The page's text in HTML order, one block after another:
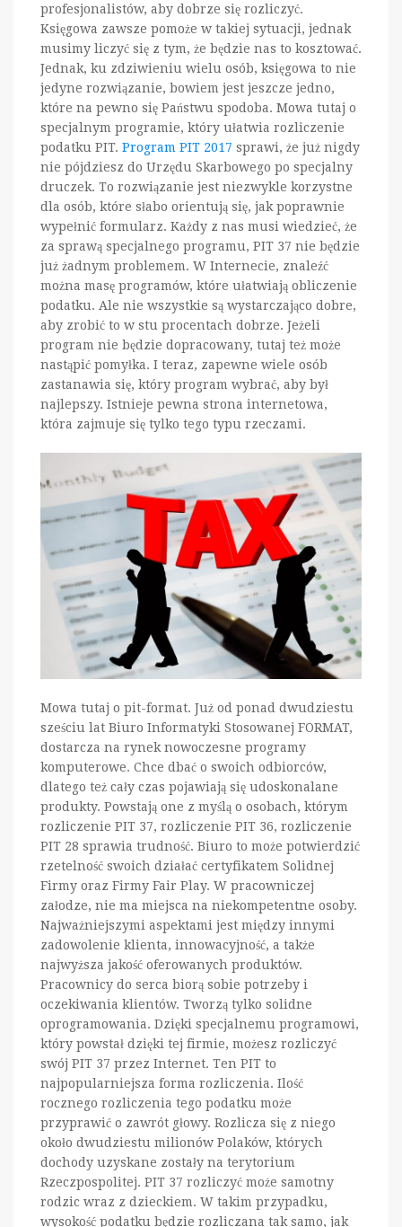
profesjonalistów, aby dobrze się rozliczyć.
Księgowa zawsze pomoże w takiej sytuacji, jednak
musimy liczyć się z tym, że będzie nas to kosztować.
Jednak, ku zdziwieniu wielu osób, księgowa to nie
jedyne rozwiązanie, bowiem jest jeszcze jedno,
które na pewno się Państwu spodoba. Mowa tutaj o
specjalnym programie, który ułatwia rozliczenie
podatku PIT. Program PIT 2017 sprawi, że już nigdy
nie pójdziesz do Urzędu Skarbowego po specjalny
druczek. To rozwiązanie jest niezwykle korzystne
dla osób, które słabo orientują się, jak poprawnie
wypełnić formularz. Każdy z nas musi wiedzieć, że
za sprawą specjalnego programu, PIT 37 nie będzie
już żadnym problemem. W Internecie, znaleźć
można masę programów, które ułatwiają obliczenie
podatku. Ale nie wszystkie są wystarczająco dobre,
aby zrobić to w stu procentach dobrze. Jeżeli
program nie będzie dopracowany, tutaj też może
nastąpić pomyłka. I teraz, zapewne wiele osób
zastanawia się, który program wybrać, aby był
najlepszy. Istnieje pewna strona internetowa,
która zajmuje się tylko tego typu rzeczami.
Mowa tutaj o pit-format. Już od ponad dwudziestu
sześciu lat Biuro Informatyki Stosowanej FORMAT,
dostarcza na rynek nowoczesne programy
komputerowe. Chce dbać o swoich odbiorców,
dlatego też cały czas pojawiają się udoskonalane
produkty. Powstają one z myślą o osobach, którym
rozliczenie PIT 37, rozliczenie PIT 36, rozliczenie
PIT 28 sprawia trudność. Biuro to może potwierdzić
rzetelność swoich działać certyfikatem Solidnej
Firmy oraz Firmy Fair Play. W pracowniczej
załodze, nie ma miejsca na niekompetentne osoby.
Najważniejszymi aspektami jest między innymi
zadowolenie klienta, innowacyjność, a także
najwyższa jakość oferowanych produktów.
Pracownicy do serca biorą sobie potrzeby i
oczekiwania klientów. Tworzą tylko solidne
oprogramowania. Dzięki specjalnemu programowi,
który powstał dzięki tej firmie, możesz rozliczyć
swój PIT 37 przez Internet. Ten PIT to
najpopularniejsza forma rozliczenia. Ilość
rocznego rozliczenia tego podatku może
przyprawić o zawrót głowy. Rozlicza się z niego
około dwudziestu milionów Polaków, których
dochody uzyskane zostały na terytorium
Rzeczpospolitej. PIT 37 rozliczyć może samotny
rodzic wraz z dzieckiem. W takim przypadku,
wysokość podatku będzie rozliczana tak samo, jak